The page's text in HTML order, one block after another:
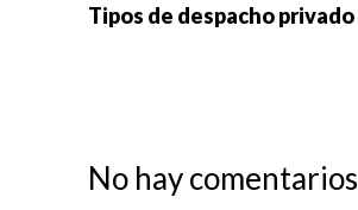
Tipos de despacho privado
No hay comentarios